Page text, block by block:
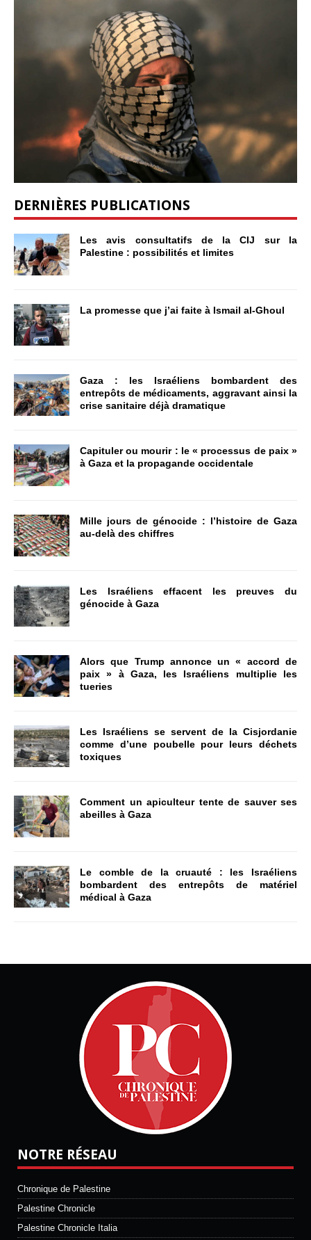
DERNIÈRES PUBLICATIONS
Les avis consultatifs de la CIJ sur la
Palestine : possibilités et limites
La promesse que j’ai faite à Ismail al-Ghoul
Gaza : les Israéliens bombardent des
entrepôts de médicaments, aggravant ainsi la
crise sanitaire déjà dramatique
Capituler ou mourir : le « processus de paix »
à Gaza et la propagande occidentale
Mille jours de génocide : l’histoire de Gaza
au-delà des chiffres
Les Israéliens effacent les preuves du
génocide à Gaza
Alors que Trump annonce un « accord de
paix » à Gaza, les Israéliens multiplie les
tueries
Les Israéliens se servent de la Cisjordanie
comme d’une poubelle pour leurs déchets
toxiques
Comment un apiculteur tente de sauver ses
abeilles à Gaza
Le comble de la cruauté : les Israéliens
bombardent des entrepôts de matériel
médical à Gaza
NOTRE RÉSEAU
Chronique de Palestine
Palestine Chronicle
Palestine Chronicle Italia